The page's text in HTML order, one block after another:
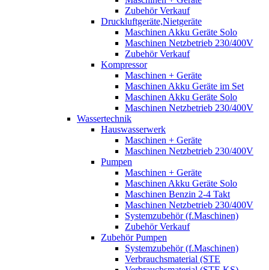
Zubehör Verkauf
Druckluftgeräte,Nietgeräte
Maschinen Akku Geräte Solo
Maschinen Netzbetrieb 230/400V
Zubehör Verkauf
Kompressor
Maschinen + Geräte
Maschinen Akku Geräte im Set
Maschinen Akku Geräte Solo
Maschinen Netzbetrieb 230/400V
Wassertechnik
Hauswasserwerk
Maschinen + Geräte
Maschinen Netzbetrieb 230/400V
Pumpen
Maschinen + Geräte
Maschinen Akku Geräte Solo
Maschinen Benzin 2-4 Takt
Maschinen Netzbetrieb 230/400V
Systemzubehör (f.Maschinen)
Zubehör Verkauf
Zubehör Pumpen
Systemzubehör (f.Maschinen)
Verbrauchsmaterial (STE